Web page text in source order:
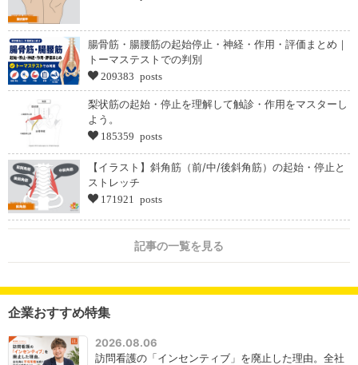
腸骨筋・腸腰筋の起始停止・神経・作用・評価まとめ｜
トーマステストでの判別
209383 posts
梨状筋の起始・停止を理解して触診・作用をマスターし
よう。
185359 posts
【イラスト】斜角筋（前/中/後斜角筋）の起始・停止と
ストレッチ
171921 posts
記事の一覧を見る
企業おすすめ特集
2026.08.06
訪問看護の「インセンティブ」を廃止した理由。全社